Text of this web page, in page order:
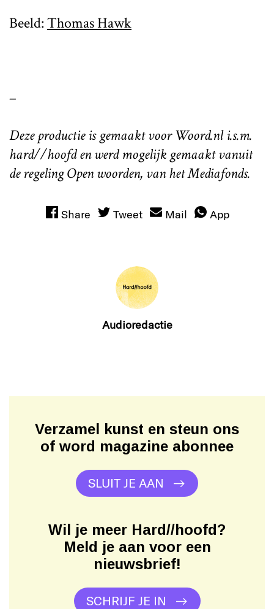
Beeld:Thomas Hawk
–
Deze productie is gemaakt voor Woord.nl i.s.m.
hard//hoofd en werd mogelijk gemaakt vanuit
de regeling Open woorden, van het Mediafonds.
Share Tweet Mail App
Audioredactie
Verzamel kunst en steun ons
of word magazine abonnee
SLUIT JE AAN
Wil je meer Hard//hoofd?
Meld je aan voor een
nieuwsbrief!
SCHRIJF JE IN